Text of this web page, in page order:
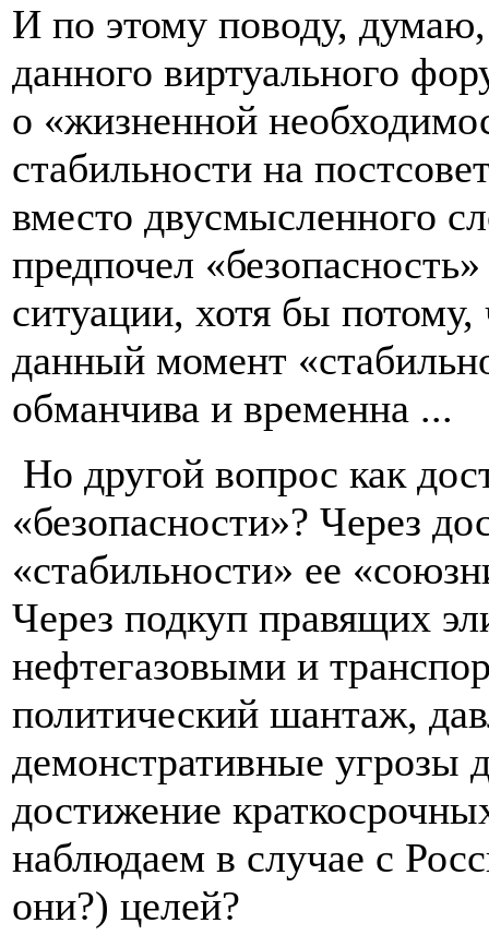
И по этому поводу, думаю,
данного виртуального
о «жизненной
стабильности на
вместо двусмысленного
предпочел
ситуации, хотя бы
данный момент
обманчива и временна ...
Но другой вопрос как
«безопасности»? Через
«стабильности» ее
Через подкуп правящих
нефтегазовыми и
политический шантаж,
демонстративные угрозы
достижение
наблюдаем в случае с
они?) целей?